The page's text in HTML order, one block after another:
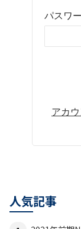
パスワ
アカ
人気記事